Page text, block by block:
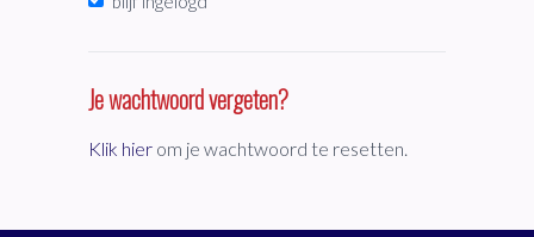
Je wachtwoord vergeten?
Klik hier om je wachtwoord te resetten.